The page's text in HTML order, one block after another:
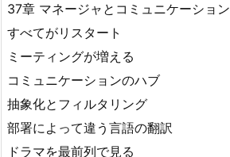
37章 マネージャとコミュニケーション
すべてがリスタート
ミーティングが増える
コミュニケーションのハブ
抽象化とフィルタリング
部署によって違う言語の翻訳
ドラマを最前列で見る